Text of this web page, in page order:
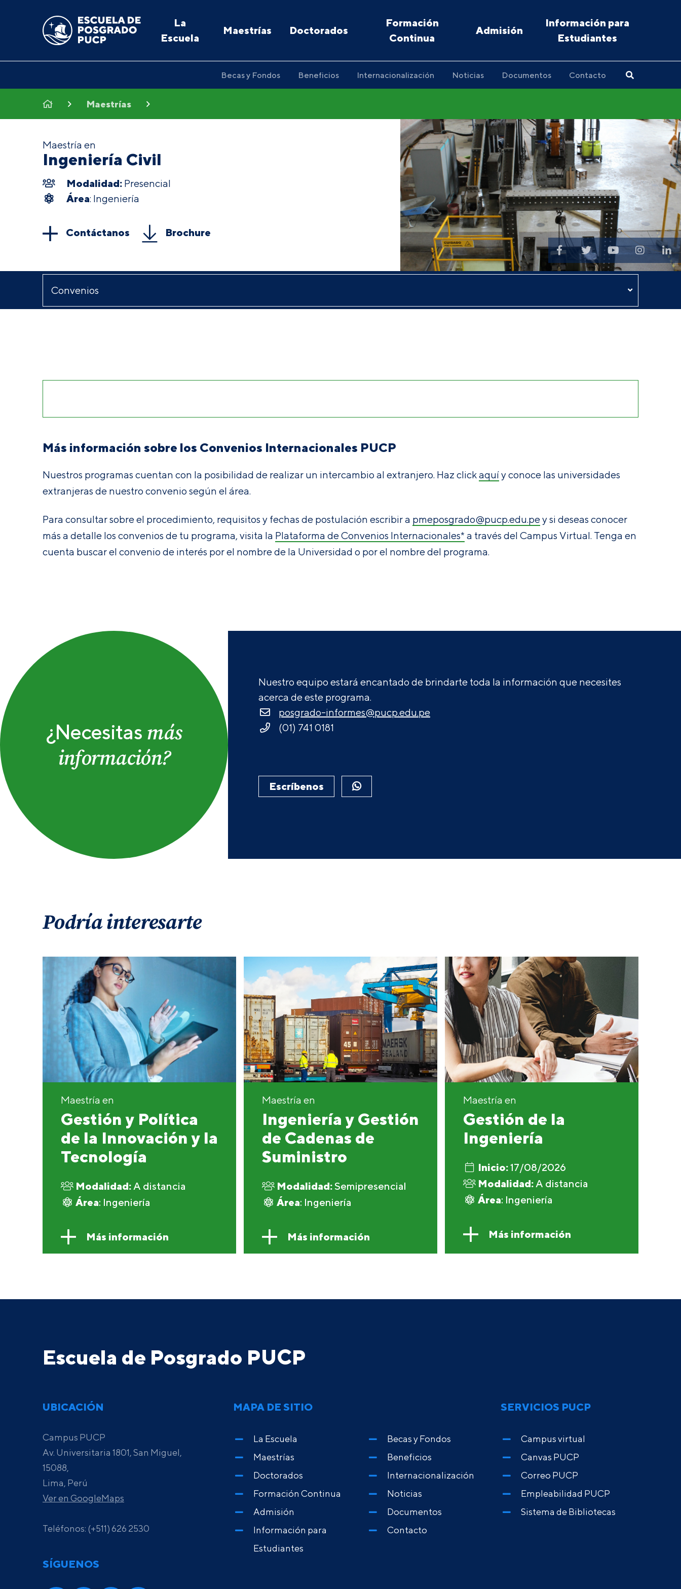
La
Escuela
Maestrías Doctorados
Formación
Continua
Admisión
Información para
Estudiantes
Becas y Fondos Beneficios Internacionalización Noticias Documentos Contacto
Maestrías
Maestría en
Ingeniería Civil
Modalidad: Presencial
Área: Ingeniería
Contáctanos Brochure
Más información sobre los Convenios Internacionales PUCP
Nuestros programas cuentan con la posibilidad de realizar un intercambio al extranjero. Haz clickaquíy conoce las universidades
extranjeras de nuestro convenio según el área.
Para consultar sobre el procedimiento, requisitos y fechas de postulación escribir a pmeposgrado@pucp.edu.pey si deseas conocer
más a detalle los convenios de tu programa, visita la Plataforma de Convenios Internacionales* a través del Campus Virtual. Tenga en
cuenta buscar el convenio de interés por el nombre de la Universidad o por el nombre del programa.
¿Necesitas más
información?
Nuestro equipo estará encantado de brindarte toda la información que necesites
acerca de este programa.
posgrado-informes@pucp.edu.pe
(01) 741 0181
Escríbenos
Podría interesarte
Maestría en
Gestión y Política
de la Innovación y la
Tecnología
Modalidad:A distancia
Área: Ingeniería
Más información
Maestría en
Ingeniería y Gestión
de Cadenas de
Suministro
Modalidad: Semipresencial
Área: Ingeniería
Más información
Maestría en
Gestión de la
Ingeniería
Inicio:17/08/2026
Modalidad:A distancia
Área: Ingeniería
Más información
Escuela de Posgrado PUCP
UBICACIÓN
Campus PUCP
Av. Universitaria 1801, San Miguel,
15088,
Lima, Perú
Ver en GoogleMaps
Teléfonos: (+511) 626 2530
SÍGUENOS
MAPA DE SITIO
La Escuela
Maestrías
Doctorados
Formación Continua
Admisión
Información para
Estudiantes
Becas y Fondos
Beneficios
Internacionalización
Noticias
Documentos
Contacto
SERVICIOS PUCP
Campus virtual
Canvas PUCP
Correo PUCP
Empleabilidad PUCP
Sistema de Bibliotecas